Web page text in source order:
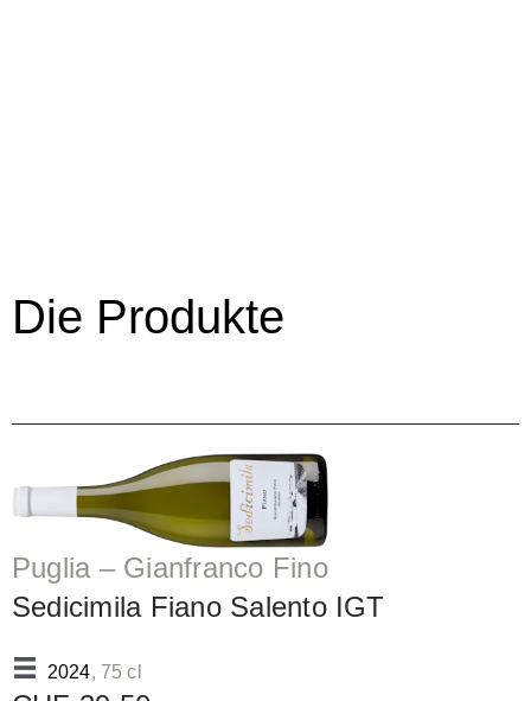
Die Produkte
Puglia – Gianfranco Fino
Sedicimila Fiano Salento IGT
2024, 75 cl